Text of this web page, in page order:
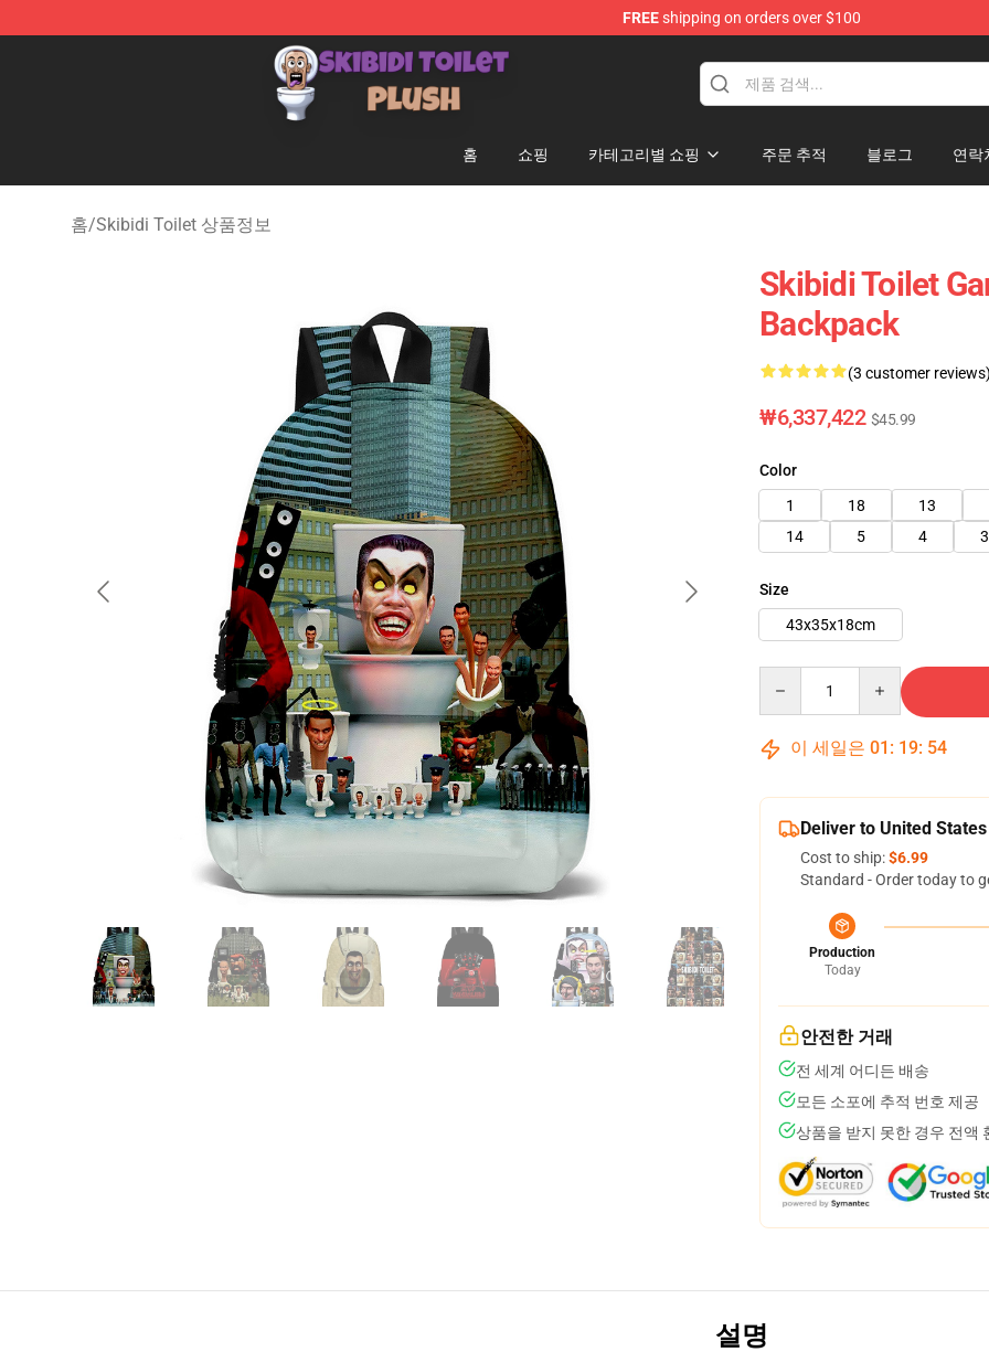
FREEshipping on orders over $100
Skibidi Toilet Plush Shop - Official Skibidi Toilet Plush Store
홈 쇼핑 카테고리별 쇼핑 주문 추적 블로그 연락
홈/Skibidi Toilet 상품정보
Skibidi Toilet
Backpack
(3 customer
₩6,337,422 $45.99
Color
1
18
13
14
5 4 3
Size
43x35x18cm
이 세일은 01 : 19: 53
Deliver to United States
Cost to ship:$6.99
Standard - Order today to
Production
Today
안전한 거래
전 세계 어디든 배송
모든 소포에 추적 번호 제공
상품을 받지 못한 경우 전액
설명